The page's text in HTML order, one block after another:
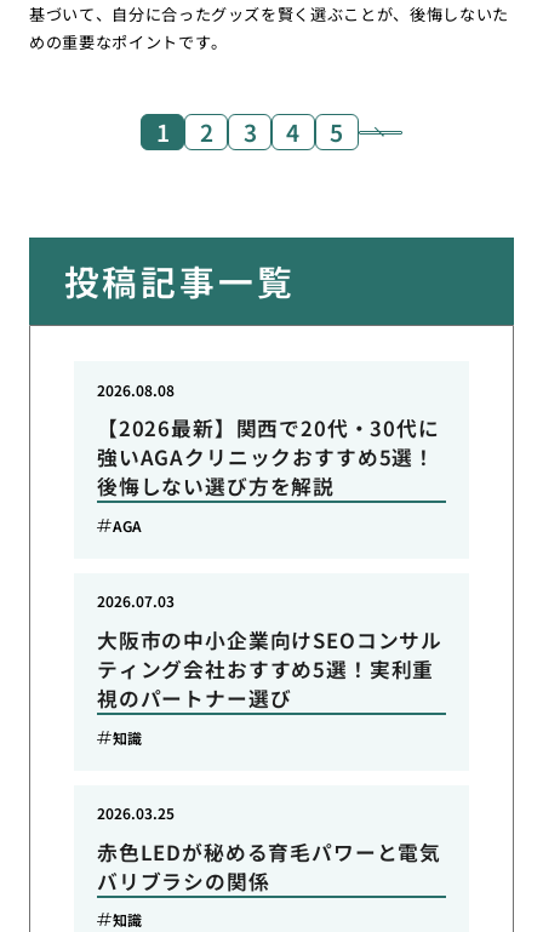
基づいて、自分に合ったグッズを賢く選ぶことが、後悔しないた
めの重要なポイントです。
1 2 3 4 5
投稿記事一覧
【2026最新】関西で20代・30代に
強いAGAクリニックおすすめ5選！
後悔しない選び方を解説
2026.08.08
AGA
大阪市の中小企業向けSEOコンサル
ティング会社おすすめ5選！実利重
視のパートナー選び
2026.07.03
知識
赤色LEDが秘める育毛パワーと電気
バリブラシの関係
2026.03.25
知識